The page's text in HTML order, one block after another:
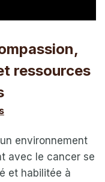
ressources
environnement
avec le cancer se
et habilitée à